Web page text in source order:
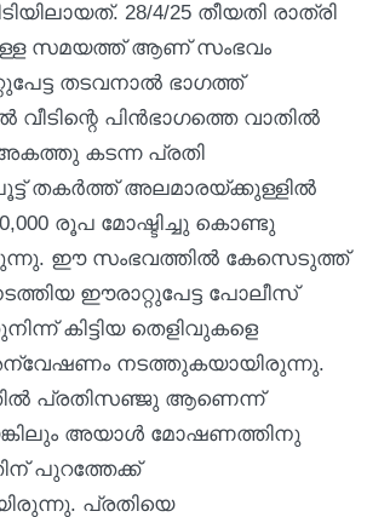
28/4/25 തീയതി രാത്രി
സമയത്ത് ആണ് സംഭവം
തടവനാൽ ഭാഗത്ത്
പിൻഭാഗത്തെ വാതിൽ
കടന്ന പ്രതി
തകർത്ത് അലമാരയ്ക്കുള്ളിൽ
രൂപ മോഷ്ടിച്ചു കൊണ്ടു
ഈ സംഭവത്തിൽ കേസെടുത്ത്
ഈരാറ്റുപേട്ട പോലീസ്
കിട്ടിയ തെളിവുകളെ
അന്വേഷണം നടത്തുകയായിരുന്നു.
പ്രതിസഞ്ജു ആണെന്ന്
അയാൾ മോഷണത്തിനു
പുറത്തേക്ക്
പ്രതിയെ